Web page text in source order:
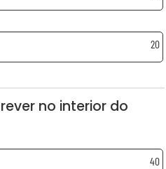
20
no interior do
40